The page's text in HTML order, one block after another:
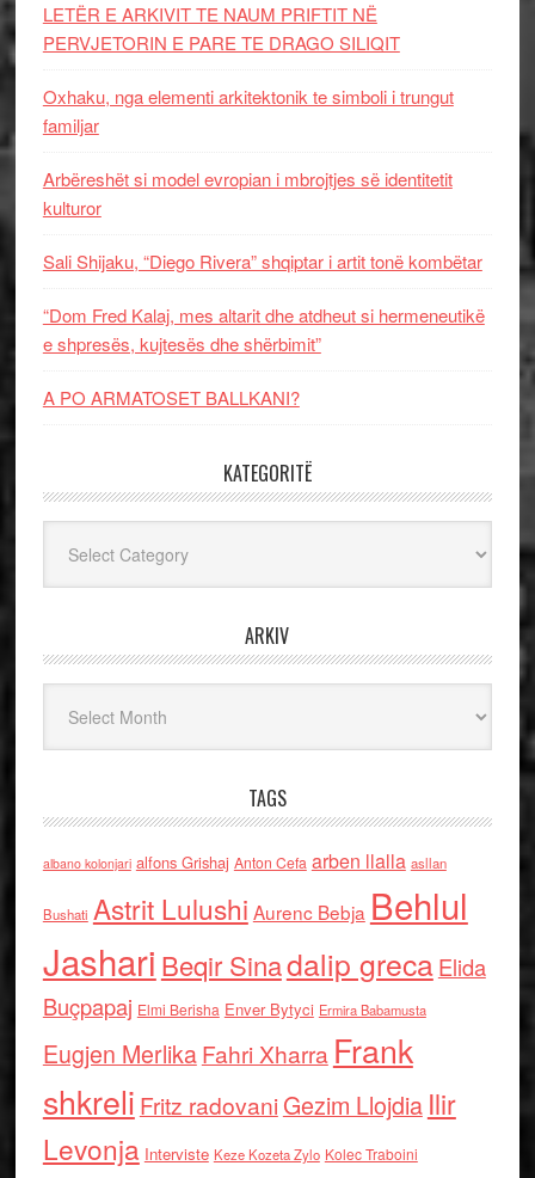
LETËR E ARKIVIT TE NAUM PRIFTIT NË
PERVJETORIN E PARE TE DRAGO SILIQIT
Oxhaku, nga elementi arkitektonik te simboli i trungut
familjar
Arbëreshët si model evropian i mbrojtjes së identitetit
kulturor
Sali Shijaku, “Diego Rivera” shqiptar i artit tonë kombëtar
“Dom Fred Kalaj, mes altarit dhe atdheut si hermeneutikë
e shpresës, kujtesës dhe shërbimit”
A PO ARMATOSET BALLKANI?
KATEGORITË
ARKIV
TAGS
albano kolonjari alfons Grishaj Anton Cefa arben llalla asllan
Bushati Astrit Lulushi Aurenc Bebja Behlul
Jashari Beqir Sinadalip grecaElida
Buçpapaj Elmi Berisha Enver Bytyci Ermira Babamusta
Eugjen MerlikaFahri Xharra Frank
shkreli Fritz radovaniGezim Llojdia Ilir
Levonja Interviste Keze Kozeta Zylo Kolec Traboini